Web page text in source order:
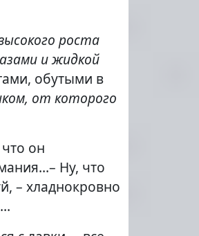
роста
и жидкой
обутыми в
от которого
он
Ну, что
– хладнокровно